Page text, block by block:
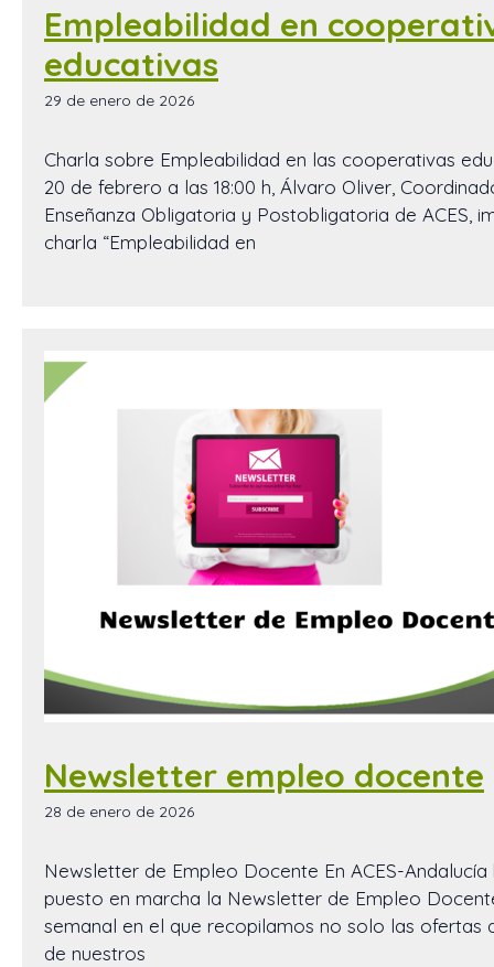
Empleabilidad en
educativas
29 de enero de 2026
Charla sobre Empleabilidad en las cooperativas
20 de febrero a las 18:00 h, Álvaro Oliver,
Enseñanza Obligatoria y Postobligatoria de ACES,
charla “Empleabilidad en
Newsletter empleo docente
28 de enero de 2026
Newsletter de Empleo Docente En ACES-Andalucía
puesto en marcha la Newsletter de Empleo
semanal en el que recopilamos no solo las ofertas
de nuestros